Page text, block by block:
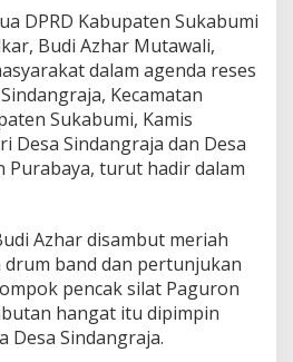
k
a
b
u
i
S
o
i
I
n
f
r
a
DPRD Kabupaten Sukabumi
Budi Azhar Mutawali,
dalam agenda reses
Kecamatan
Sukabumi, Kamis
Desa Sindangraja dan Desa
Purabaya, turut hadir dalam
Azhar disambut meriah
band dan pertunjukan
pencak silat Paguron
hangat itu dipimpin
Desa Sindangraja.